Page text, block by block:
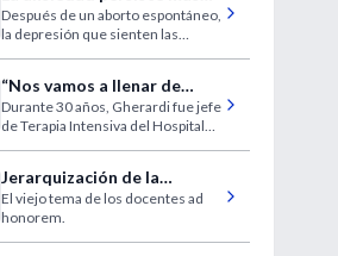
que la depresión tras un
aborto
Después de un aborto espontáneo,
la depresión que sienten las
siguiente año.
“Nos vamos a llenar de
enfermos en estado
vegetativo”
Durante 30 años, Gherardi fue jefe
de Terapia Intensiva del Hospital
Jerarquización de la
docencia superior
El viejo tema de los docentes ad
honorem.